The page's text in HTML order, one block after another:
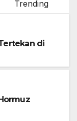
Trending
di